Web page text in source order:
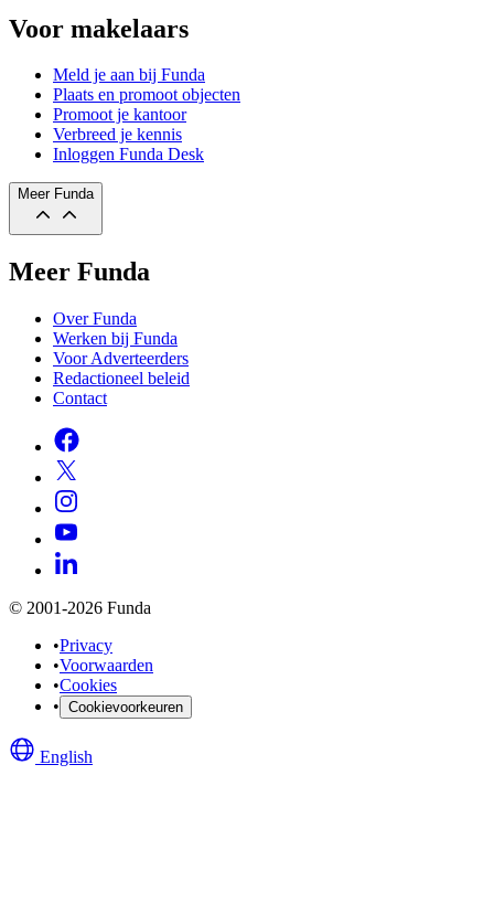
Voor makelaars
Meld je aan bij Funda
Plaats en promoot objecten
Promoot je kantoor
Verbreed je kennis
Inloggen Funda Desk
Meer Funda
Meer Funda
Over Funda
Werken bij Funda
Voor Adverteerders
Redactioneel beleid
Contact
© 2001-2026 Funda
•Privacy
•Voorwaarden
•Cookies
• Cookievoorkeuren
English